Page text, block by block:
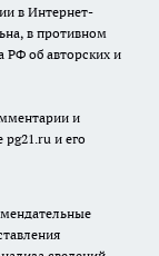
в Интернет-
в противном
РФ об авторских и
и
и его